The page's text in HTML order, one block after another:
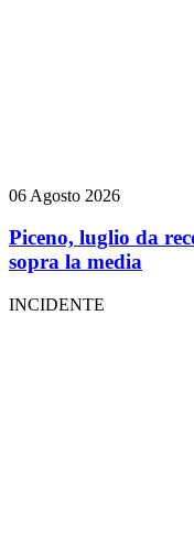
06 Agosto 2026
Piceno, luglio da
sopra la media
INCIDENTE